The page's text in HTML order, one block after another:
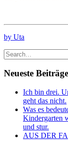
by Uta
Neueste Beiträge
Ich bin drei.
geht das nicht.
Was es
Kindergarten
und stur.
AUS DER